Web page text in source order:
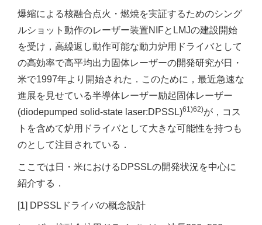
爆縮による核融合点火・燃焼を実証するためのシング
ルショット動作のレーザー装置NIFとLMJの建設開始
を受け，高繰返し動作可能な動力炉用ドライバとして
の高効率で高平均出力固体レーザーの開発研究が日・
米で1997年より開始された．このために，最近急速な
進展を見せている半導体レーザー励起固体レーザー
(diodepumped solid-state laser:DPSSL)61)62)が，コス
トを含めて炉用ドライバとして大きな可能性を持つも
のとして注目されている．
ここでは日・米におけるDPSSLの開発状況を中心に
紹介する．
[1] DPSSLドライバの概念設計